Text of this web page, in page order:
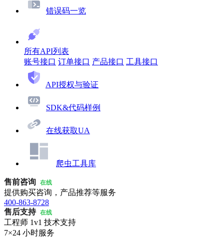
错误码一览
所有API列表
账号接口 订单接口 产品接口 工具接口
API授权与验证
SDK&代码样例
在线获取UA
爬虫工具库
售前咨询 在线
提供购买咨询，产品推荐等服务
400-863-8728
售后支持 在线
工程师 1v1 技术支持
7×24 小时服务